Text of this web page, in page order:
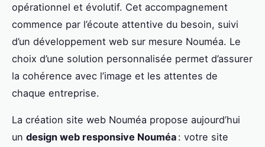
opérationnel et évolutif. Cet accompagnement
commence par l’écoute attentive du besoin, suivi
d’un développement web sur mesure Nouméa. Le
choix d’une solution personnalisée permet d’assurer
la cohérence avec l’image et les attentes de
chaque entreprise.
La création site web Nouméa propose aujourd’hui
un design web responsive Nouméa : votre site